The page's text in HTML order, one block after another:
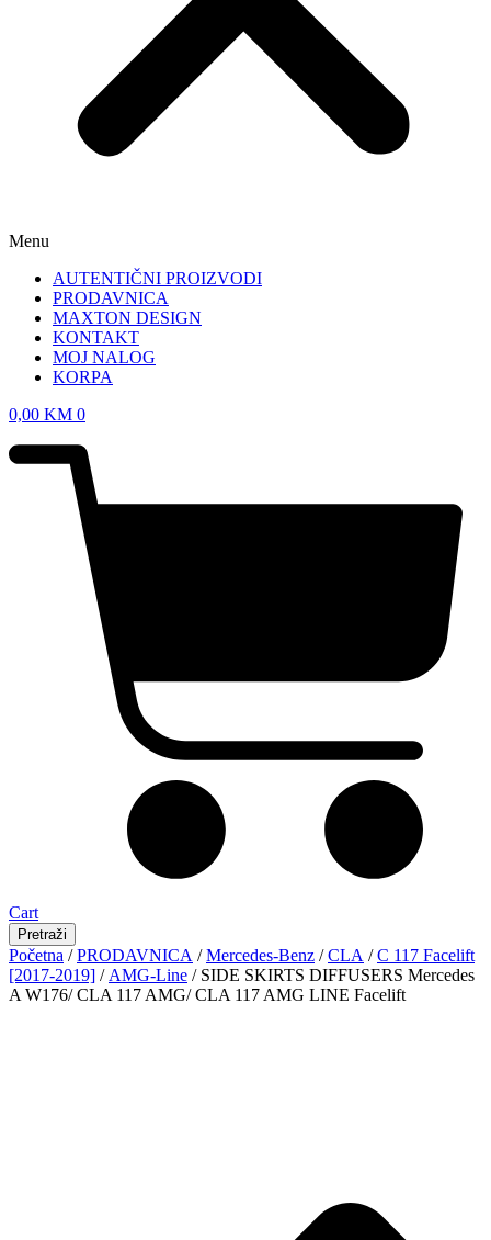
Menu
AUTENTIČNI PROIZVODI
PRODAVNICA
MAXTON DESIGN
KONTAKT
MOJ NALOG
KORPA
0,00 KM 0
Cart
Pretraži
Početna /PRODAVNICA /Mercedes-Benz /CLA /C 117 Facelift
[2017-2019] / AMG-Line / SIDE SKIRTS DIFFUSERS Mercedes
A W176/ CLA 117 AMG/ CLA 117 AMG LINE Facelift